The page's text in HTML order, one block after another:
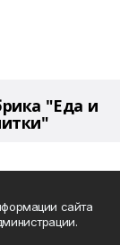
"Еда и
сайта